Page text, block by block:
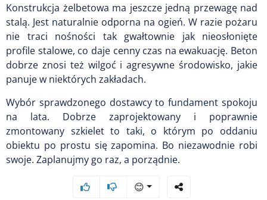
Konstrukcja żelbetowa ma jeszcze jedną przewagę nad
stalą. Jest naturalnie odporna na ogień. W razie pożaru
nie traci nośności tak gwałtownie jak nieosłonięte
profile stalowe, co daje cenny czas na ewakuację. Beton
dobrze znosi też wilgoć i agresywne środowisko, jakie
panuje w niektórych zakładach.
Wybór sprawdzonego dostawcy to fundament spokoju
na lata. Dobrze zaprojektowany i poprawnie
zmontowany szkielet to taki, o którym po oddaniu
obiektu po prostu się zapomina. Bo niezawodnie robi
swoje. Zaplanujmy go raz, a porządnie.
😊